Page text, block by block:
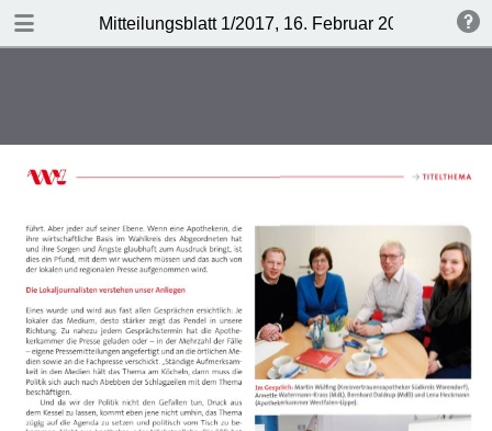
Mitteilungsblatt 1/2017, 16. Februar 2017
DOWNLOAD